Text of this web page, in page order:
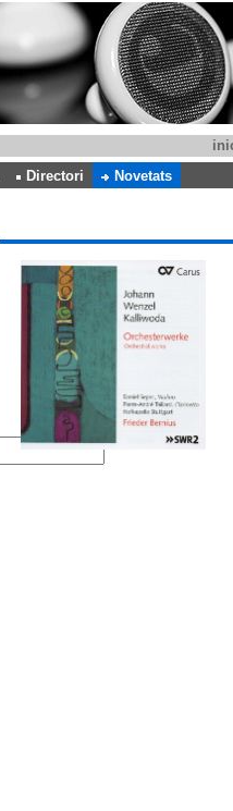
Directori Novetats